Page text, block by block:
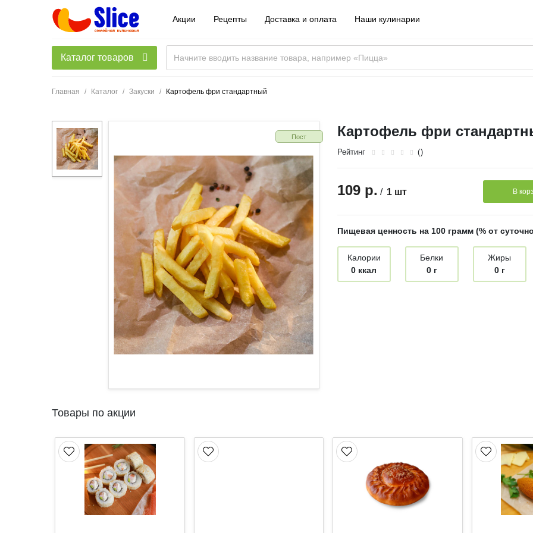
Акции Рецепты Доставка и оплата Наши кулинарии
Каталог товаров
Главная Каталог Закуски Картофель фри стандартный
Пост Картофель фри
Рейтинг ()
109 р. / 1 шт В
Пищевая ценность на 100 грамм (% от
Калории
0 ккал
Белки
0 г
Жиры
0 г
Товары по акции